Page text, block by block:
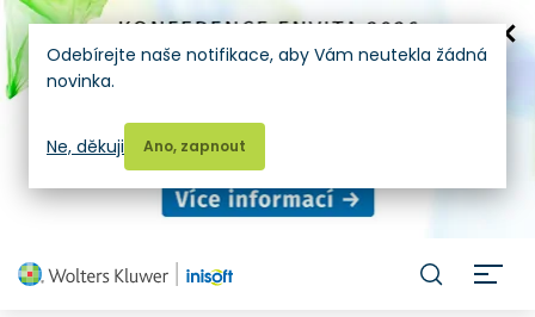
Odebírejte naše notifikace, aby Vám neutekla žádná
novinka.
Ano, zapnout
Ne, děkuji